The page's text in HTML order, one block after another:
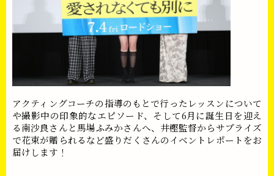
アクティングコーチの指導のもとで行ったレッスンについて
や撮影中の印象的なエピソード、そして6月に誕生日を迎え
る南沙良さんと馬場ふみかさんへ、井樫監督からサプライズ
で花束が贈られるなど盛りだくさんのイベントレポートをお
届けします！